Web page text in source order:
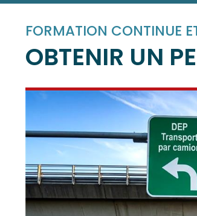
FORMATION CONTINUE
OBTENIR UN